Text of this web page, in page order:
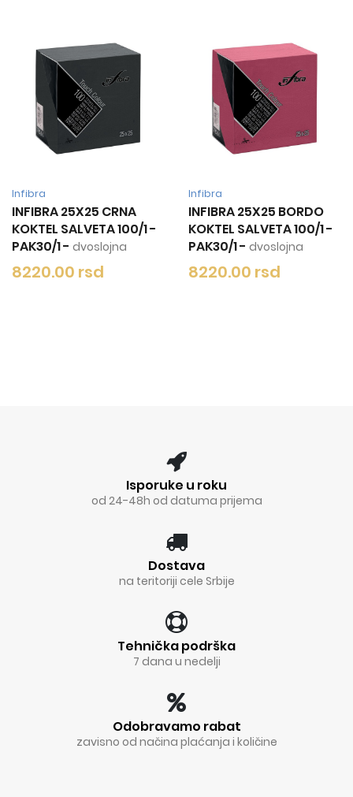
BORDO
100/1 -
INFIBRA 25X25 SIVA
KOKTEL SALVETA 100/1 -
PAK30/1
dvoslojna
8220.00 rsd
INFIBRA
KAPUĆINO
SALVETA
Isporuke u roku
od 24-48h od datuma prijema
Dostava
na teritoriji cele Srbije
Tehnička podrška
7 dana u nedelji
Odobravamo rabat
zavisno od načina plaćanja i količine